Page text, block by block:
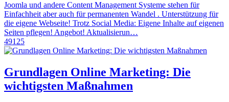
Joomla und andere Content Management Systeme stehen für
Einfachheit aber auch für permanenten Wandel . Unterstützung für
die eigene Webseite! Trotz Social Media: Eigene Inhalte auf eigenen
Seiten pflegen! Angebot! Aktualisierun…
49125
Grundlagen Online Marketing: Die
wichtigsten Maßnahmen